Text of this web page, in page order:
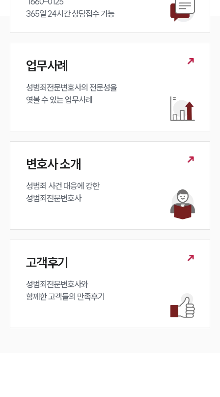
365일 24시간 상담접수 가능
업무사례
성범죄전문변호사의 전문성을
엿볼 수 있는 업무사례
변호사 소개
성범죄 사건 대응에 강한
성범죄전문변호사
고객후기
성범죄전문변호사와
함께한 고객들의 만족후기